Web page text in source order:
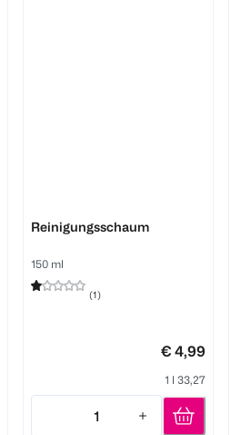
Reinigungsschaum
150 ml
(1)
€ 4,99
1 l 33,27
1
Quantity: 1